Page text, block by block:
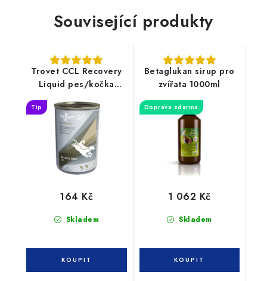
Související produkty
Trovet CCL Recovery
Liquid pes/kočka
Tip
Skladem
164 Kč
Betaglukan sirup pro
zvířata 1000ml
Doprava zdarma
Skladem
1 062 Kč